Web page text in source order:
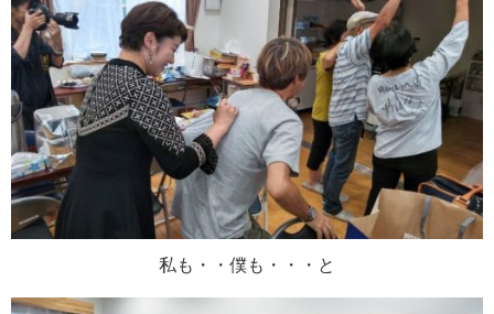
私も・・僕も・・・と